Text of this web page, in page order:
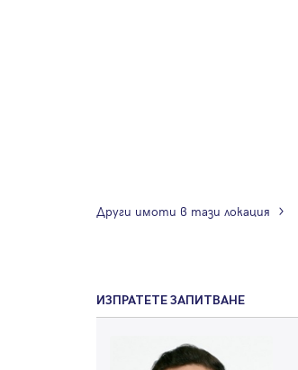
Други имоти в тази локация
ИЗПРАТЕТЕ ЗАПИТВАНЕ